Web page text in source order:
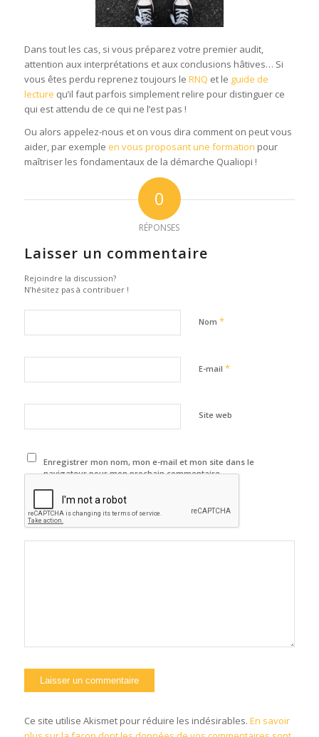
Dans tout les cas, si vous préparez votre premier audit,
attention aux interprétations et aux conclusions hâtives… Si
vous êtes perdu reprenez toujours le RNQ et le guide de
lecture qu’il faut parfois simplement relire pour distinguer ce
qui est attendu de ce qui ne l’est pas !
Ou alors appelez-nous et on vous dira comment on peut vous
aider, par exemple en vous proposant une formation pour
maîtriser les fondamentaux de la démarche Qualiopi !
0
RÉPONSES
Laisser un commentaire
Rejoindre la discussion?
N’hésitez pas à contribuer !
Nom *
E-mail *
Site web
Enregistrer mon nom, mon e-mail et mon site dans le
navigateur pour mon prochain commentaire.
Ce site utilise Akismet pour réduire les indésirables. En savoir